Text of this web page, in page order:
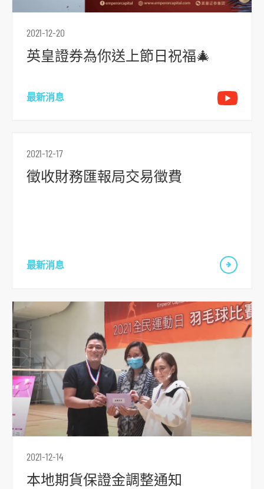
2021-12-20
英皇證券為你送上節日祝福🎄
最新消息
2021-12-17
徵收財務匯報局交易徵費
最新消息
2021-12-14
本地期貨保證金調整通知